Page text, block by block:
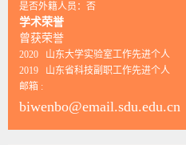
是否外籍人员：否
学术荣誉
曾获荣誉
2020 山东大学实验室工作先进个人
2019 山东省科技副职工作先进个人
邮箱 :
biwenbo@email.sdu.edu.cn